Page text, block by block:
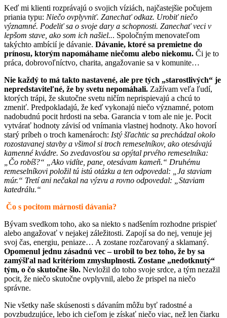
Keď mi klienti rozprávajú o svojich víziách, najčastejšie počujem
priania typu: Niečo ovplyvniť. Zanechať odkaz. Urobiť niečo
významné. Podeliť sa o svoje dary a schopnosti. Zanechať veci v
lepšom stave, ako som ich našiel... Spoločným menovateľom
takýchto ambícií je dávanie. Dávanie, ktoré sa premietne do
prínosu, ktorým napomáhame niečomu alebo niekomu. Či je to
práca, dobrovoľníctvo, charita, angažovanie sa v komunite…
Nie každý to má takto nastavené, ale pre tých „starostlivých“ je
nepredstaviteľné, že by svetu nepomáhali. Zažívam veľa ľudí,
ktorých trápi, že skutočne svetu ničím neprispievajú a chcú to
zmeniť. Predpokladajú, že keď vykonajú niečo významné, potom
nadobudnú pocit hrdosti na seba. Garancia v tom ale nie je. Pocit
vytvárať hodnoty závisí od vnímania vlastnej hodnoty. Ako hovorí
starý príbeh o troch kamenároch: Istý šľachtic sa prechádzal okolo
rozostavanej stavby a všimol si troch remeselníkov, ako otesávajú
kamenné kvádre. So zvedavosťou sa opýtal prvého remeselníka:
„Čo robíš?“ „Ako vidíte, pane, otesávam kameň.“ Druhému
remeselníkovi položil tú istú otázku a ten odpovedal: „Ja staviam
múr.“ Tretí ani nečakal na výzvu a rovno odpovedal: „Staviam
katedrálu.“
Čo s pocitom márnosti dávania?
Bývam svedkom toho, ako sa niekto s nadšením rozhodne prispieť
alebo angažovať v nejakej záležitosti. Zapojí sa do nej, venuje jej
svoj čas, energiu, peniaze… A zostane rozčarovaný a sklamaný.
Opomenul jednu zásadnú vec – urobil to bez toho, že by sa
zamýšľal nad kritériom zmysluplnosti. Zostane „nedotknutý“
tým, o čo skutočne šlo. Nevložil do toho svoje srdce, a tým nezažil
pocit, že niečo skutočne ovplyvnil, alebo že prispel na niečo
správne.
Nie všetky naše skúsenosti s dávaním môžu byť radostné a
povzbudzujúce, lebo ich cieľom je získať niečo viac, než len čiarku